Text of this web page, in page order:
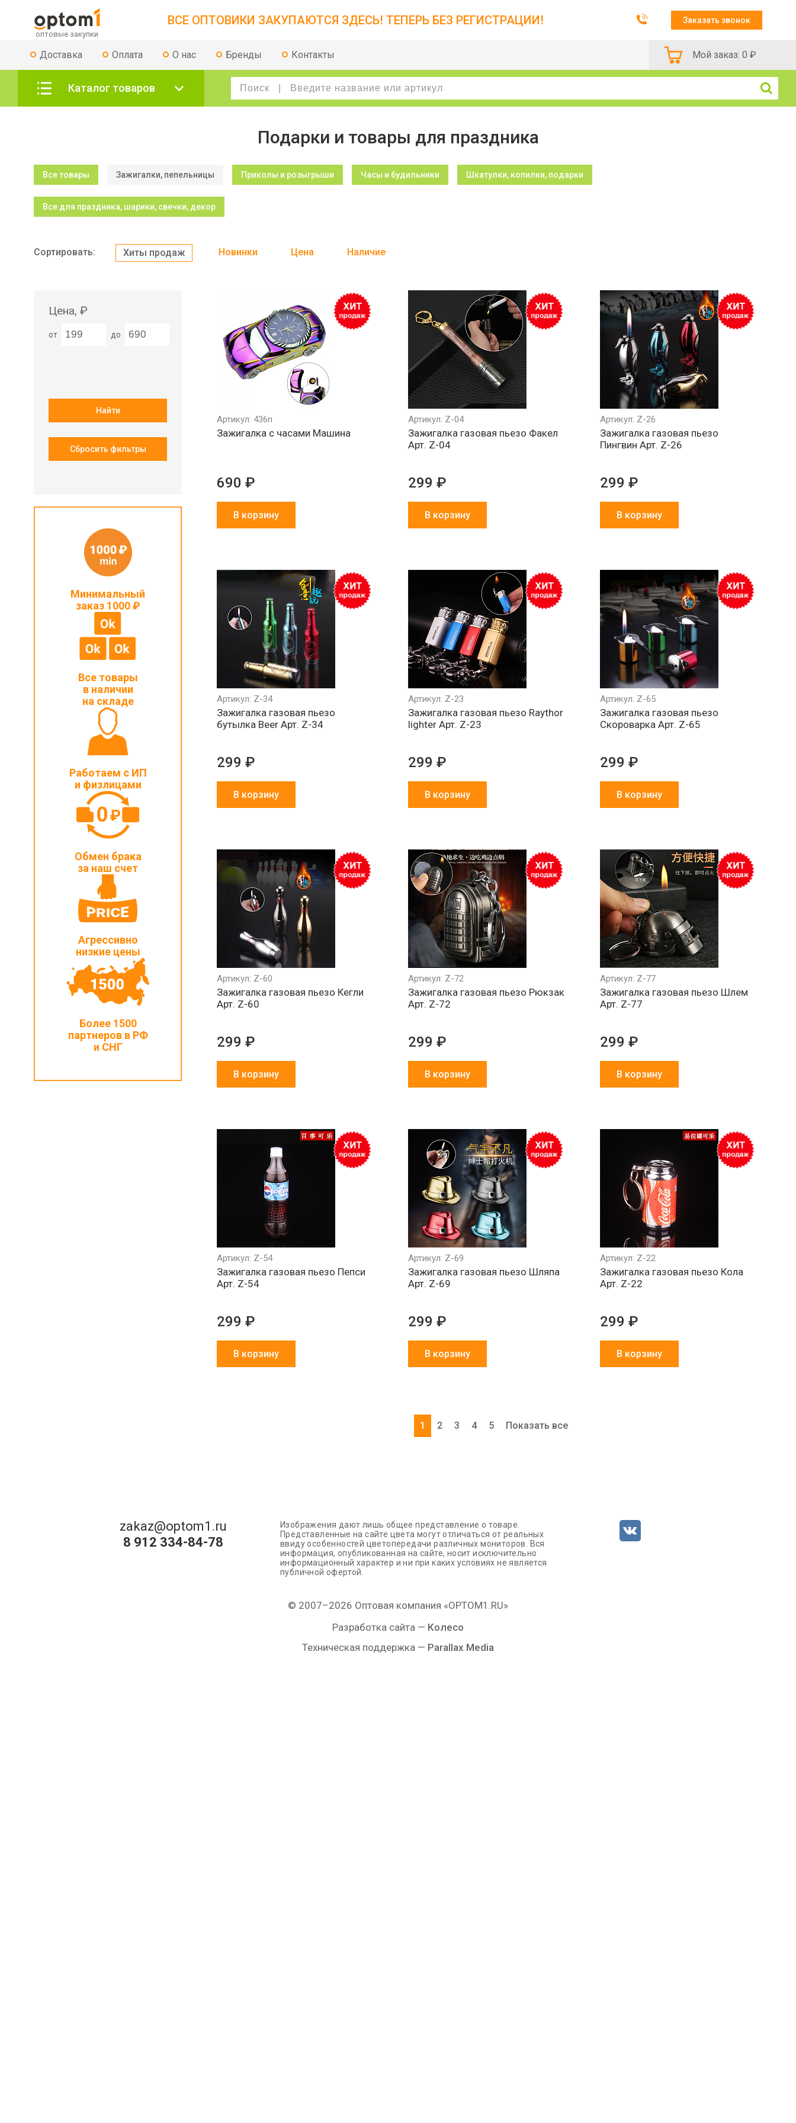
ВСЕ ОПТОВИКИ ЗАКУПАЮТСЯ ЗДЕСЬ! ТЕПЕРЬ БЕЗ РЕГИСТРАЦИИ! Заказать звонок
Доставка Оплата О нас Бренды Контакты Мой заказ: 0 ₽
Каталог товаров
Подарки и товары для праздника
Все товары Зажигалки, пепельницы Приколы и розыгрыши Часы и будильники Шкатулки, копилки, подарки
Все для праздника, шарики, свечки, декор
Сортировать: Хиты продаж Новинки Цена Наличие
Цена, ₽
от до
Найти
Сбросить фильтры
Минимальный
заказ 1000 ₽
Все товары
в наличии
на складе
Работаем с ИП
и физлицами
Обмен брака
за наш счет
Агрессивно
низкие цены
Более 1500
партнеров в РФ
и СНГ
Артикул: 436п
Зажигалка c часами Машина
690 ₽
В корзину
Артикул: Z-04
Зажигалка газовая пьезо Факел
Арт. Z-04
299 ₽
В корзину
Артикул: Z-26
Зажигалка газовая пьезо
Пингвин Арт. Z-26
299 ₽
В корзину
Артикул: Z-34
Зажигалка газовая пьезо
бутылка Beer Арт. Z-34
299 ₽
В корзину
Артикул: Z-23
Зажигалка газовая пьезо Raythor
lighter Арт. Z-23
299 ₽
В корзину
Артикул: Z-65
Зажигалка газовая пьезо
Скороварка Арт. Z-65
299 ₽
В корзину
Артикул: Z-60
Зажигалка газовая пьезо Кегли
Арт. Z-60
299 ₽
В корзину
Артикул: Z-72
Зажигалка газовая пьезо Рюкзак
Арт. Z-72
299 ₽
В корзину
Артикул: Z-77
Зажигалка газовая пьезо Шлем
Арт. Z-77
299 ₽
В корзину
Артикул: Z-54
Зажигалка газовая пьезо Пепси
Арт. Z-54
299 ₽
В корзину
Артикул: Z-69
Зажигалка газовая пьезо Шляпа
Арт. Z-69
299 ₽
В корзину
Артикул: Z-22
Зажигалка газовая пьезо Кола
Арт. Z-22
299 ₽
В корзину
1 2 3 4 5 Показать все
zakaz@optom1.ru
8 912 334-84-78
Изображения дают лишь общее представление о товаре.
Представленные на сайте цвета могут отличаться от реальных
ввиду особенностей цветопередачи различных мониторов. Вся
информация, опубликованная на сайте, носит исключительно
информационный характер и ни при каких условиях не является
публичной офертой.
© 2007–2026 Оптовая компания «OPTOM1.RU»
Разработка сайта — Колесо
Техническая поддержка — Parallax Media